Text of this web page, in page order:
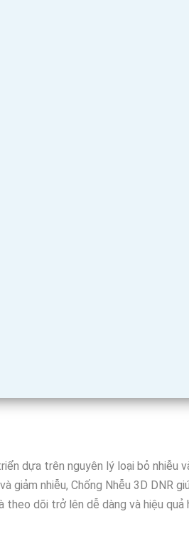
dựa trên nguyên lý loại bỏ nhiễu
giảm nhiễu, Chống Nhễu 3D DNR
dõi trở lên dễ dàng và hiệu quả